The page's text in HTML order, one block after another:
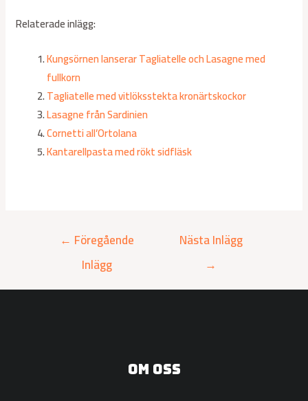
Relaterade inlägg:
Kungsörnen lanserar Tagliatelle och Lasagne med
fullkorn
Tagliatelle med vitlöksstekta kronärtskockor
Lasagne från Sardinien
Cornetti all’Ortolana
Kantarellpasta med rökt sidfläsk
← Föregående
Inlägg
Nästa Inlägg
→
Om oss